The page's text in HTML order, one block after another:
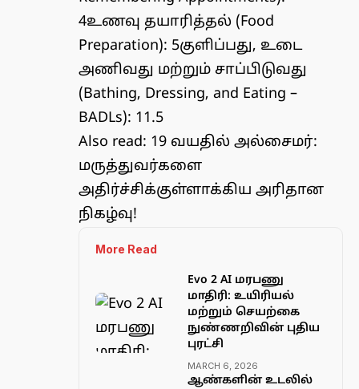
4உணவு தயாரித்தல் (Food
Preparation): 5குளிப்பது, உடை
அணிவது மற்றும் சாப்பிடுவது
(Bathing, Dressing, and Eating –
BADLs): 11.5
Also read: 19 வயதில் அல்சைமர்:
மருத்துவர்களை
அதிர்ச்சிக்குள்ளாக்கிய அரிதான
நிகழ்வு!
More Read
Evo 2 AI மரபணு
மாதிரி: உயிரியல்
மற்றும் செயற்கை
நுண்ணறிவின் புதிய
புரட்சி
MARCH 6, 2026
ஆண்களின் உடலில்